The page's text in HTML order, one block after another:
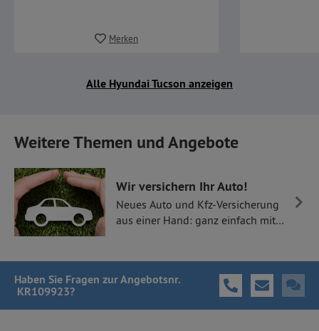
Merken
Alle Hyundai Tucson anzeigen
Weitere Themen und Angebote
Wir versichern Ihr Auto!
Neues Auto und Kfz-Versicherung
aus einer Hand: ganz einfach mit
Haben Sie Fragen zur Angebotsnr.
KR109923?